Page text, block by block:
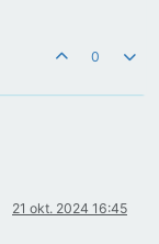
0
21 okt. 2024 16:45